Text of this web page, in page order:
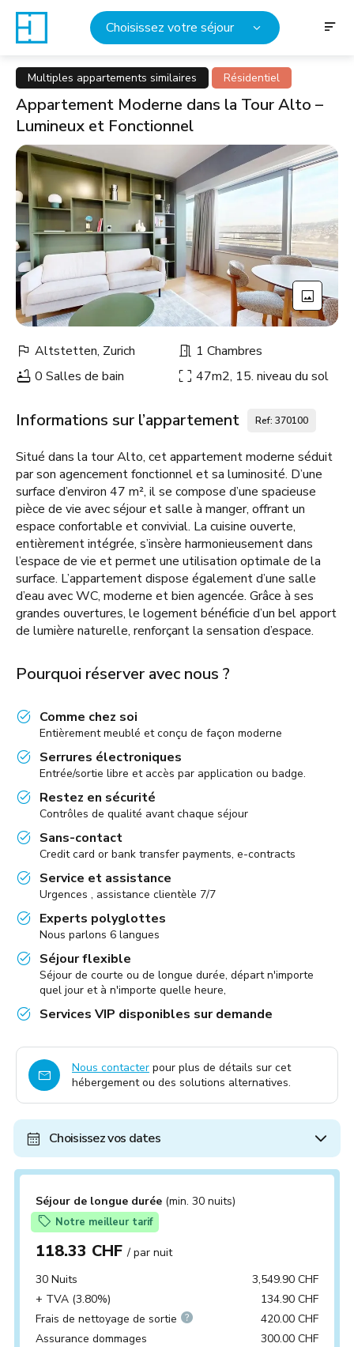
Choisissez votre séjour
Multiples appartements similaires Résidentiel
Appartement Moderne dans la Tour Alto –
Lumineux et Fonctionnel
Altstetten, Zurich
1 Chambres
0 Salles de bain
47m2, 15. niveau du sol
Informations sur l’appartement Ref: 370100
Situé dans la tour Alto, cet appartement moderne séduit
par son agencement fonctionnel et sa luminosité. D’une
surface d’environ 47 m², il se compose d’une spacieuse
pièce de vie avec séjour et salle à manger, offrant un
espace confortable et convivial. La cuisine ouverte,
entièrement intégrée, s’insère harmonieusement dans
l’espace de vie et permet une utilisation optimale de la
surface. L’appartement dispose également d’une salle
d’eau avec WC, moderne et bien agencée. Grâce à ses
grandes ouvertures, le logement bénéficie d’un bel apport
de lumière naturelle, renforçant la sensation d’espace.
Pourquoi réserver avec nous ?
Comme chez soi
Entièrement meublé et conçu de façon moderne
Serrures électroniques
Entrée/sortie libre et accès par application ou badge.
Restez en sécurité
Contrôles de qualité avant chaque séjour
Sans-contact
Credit card or bank transfer payments, e-contracts
Service et assistance
Urgences , assistance clientèle 7/7
Experts polyglottes
Nous parlons 6 langues
Séjour flexible
Séjour de courte ou de longue durée, départ n'importe
quel jour et à n'importe quelle heure,
Services VIP disponibles sur demande
Nous contacter pour plus de détails sur cet
hébergement ou des solutions alternatives.
Choisissez vos dates
Séjour de longue durée (min. 30 nuits)
Notre meilleur tarif
118.33 CHF/ par nuit
30 Nuits
3,549.90 CHF
+ TVA (3.80%)
134.90 CHF
Frais de nettoyage de sortie
420.00 CHF
Assurance dommages
300.00 CHF